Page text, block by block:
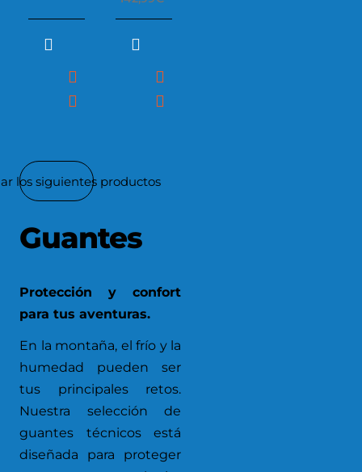
Guantes
Protección y confort
para tus aventuras.
En la montaña, el frío y la
humedad pueden ser
tus principales retos.
Nuestra selección de
guantes técnicos está
diseñada para proteger
los siguientes productos